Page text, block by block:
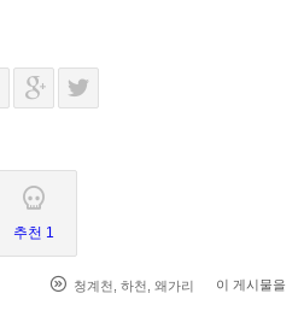
추천 1
청계천 하천 왜가리 이 게시물을